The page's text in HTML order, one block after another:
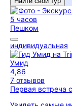
5 часов
Пешком
индивидуальная
Умид
4,86
7 отзывов
Первая встреча